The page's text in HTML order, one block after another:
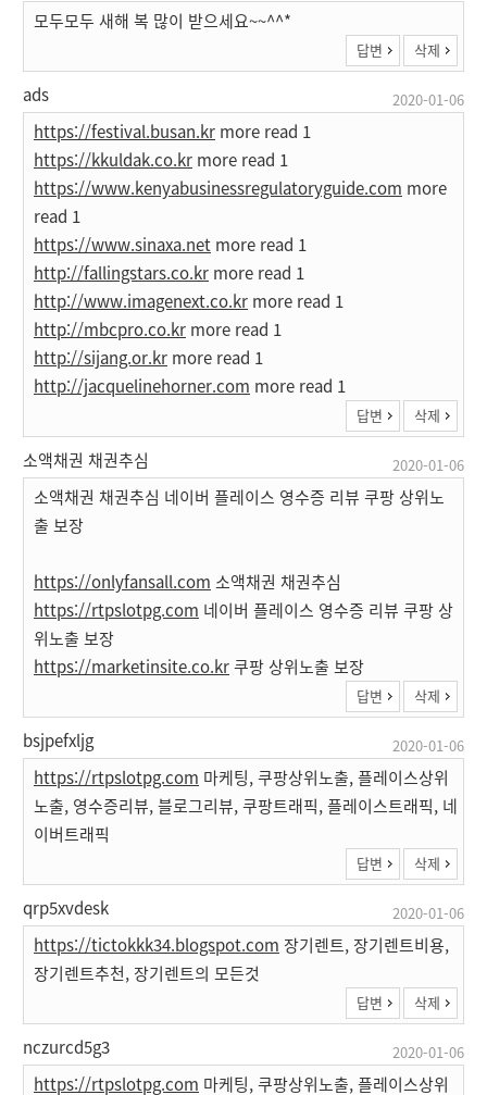
모두모두 새해 복 많이 받으세요~~^^*
답변 삭제
ads 2020-01-06
https://festival.busan.kr more read 1
https://kkuldak.co.kr more read 1
https://www.kenyabusinessregulatoryguide.com more
read 1
https://www.sinaxa.net more read 1
http://fallingstars.co.kr more read 1
http://www.imagenext.co.kr more read 1
http://mbcpro.co.kr more read 1
http://sijang.or.kr more read 1
http://jacquelinehorner.com more read 1
답변 삭제
소액채권 채권추심 2020-01-06
소액채권 채권추심 네이버 플레이스 영수증 리뷰 쿠팡 상위노
출 보장
https://onlyfansall.com 소액채권 채권추심
https://rtpslotpg.com 네이버 플레이스 영수증 리뷰 쿠팡 상
위노출 보장
https://marketinsite.co.kr쿠팡 상위노출 보장
답변 삭제
bsjpefxljg 2020-01-06
https://rtpslotpg.com 마케팅, 쿠팡상위노출, 플레이스상위
노출, 영수증리뷰, 블로그리뷰, 쿠팡트래픽, 플레이스트래픽, 네
이버트래픽
답변 삭제
qrp5xvdesk 2020-01-06
https://tictokkk34.blogspot.com 장기렌트, 장기렌트비용,
장기렌트추천, 장기렌트의 모든것
답변 삭제
nczurcd5g3 2020-01-06
https://rtpslotpg.com 마케팅, 쿠팡상위노출, 플레이스상위